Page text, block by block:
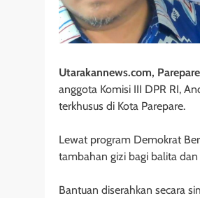
Utarakannews.com, Parepare
anggota Komisi III DPR RI,
terkhusus di Kota Parepare.
Lewat program Demokrat
tambahan gizi bagi balita
Bantuan diserahkan secara